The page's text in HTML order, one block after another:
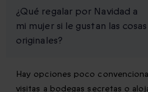
¿Qué regalar por Navidad a
mi mujer si le gustan las cosas
originales?
Hay opciones poco
visitas a bodegas secretas o